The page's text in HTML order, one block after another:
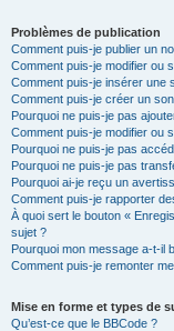
Problèmes de publication
Comment puis-je publier un
Comment puis-je modifier ou
Comment puis-je insérer une
Comment puis-je créer un
Pourquoi ne puis-je pas
Comment puis-je modifier ou
Pourquoi ne puis-je pas
Pourquoi ne puis-je pas
Pourquoi ai-je reçu un
Comment puis-je rapporter
À quoi sert le bouton «
sujet ?
Pourquoi mon message a-t-il
Comment puis-je remonter
Mise en forme et types de
Qu’est-ce que le BBCode ?